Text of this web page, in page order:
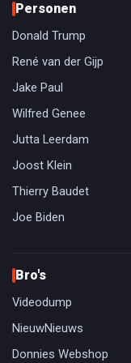
Personen
Donald Trump
René van der Gijp
Jake Paul
Wilfred Genee
Jutta Leerdam
Joost Klein
Thierry Baudet
Joe Biden
Bro's
Videodump
NieuwNieuws
Donnies Webshop